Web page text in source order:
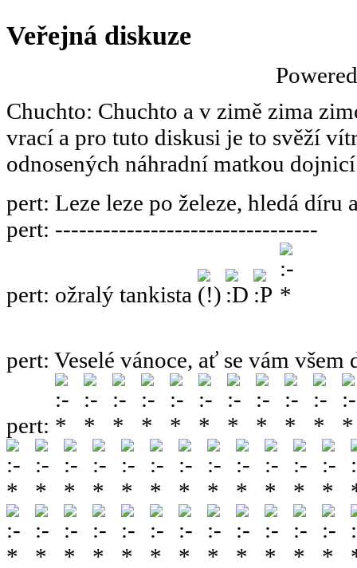
Veřejná diskuze
Chuchto: Chuchto a v zimě zima
vrací a pro tuto diskusi je to svěží
odnosených náhradní matkou
pert: Leze leze po železe, hledá díru
pert: ---------------------------------
pert: ožralý tankista
pert: Veselé vánoce, ať se vám všem
pert: